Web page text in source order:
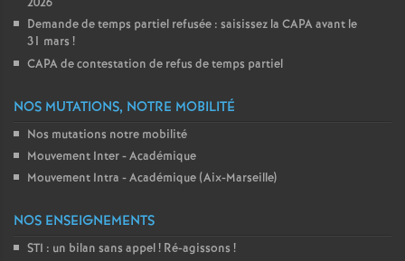
Demande de temps partiel refusée : saisissez la CAPA avant le
31 mars !
CAPA de contestation de refus de temps partiel
NOS MUTATIONS, NOTRE MOBILITÉ
Nos mutations notre mobilité
Mouvement Inter - Académique
Mouvement Intra - Académique (Aix-Marseille)
NOS ENSEIGNEMENTS
STI : un bilan sans appel! Ré-agissons !